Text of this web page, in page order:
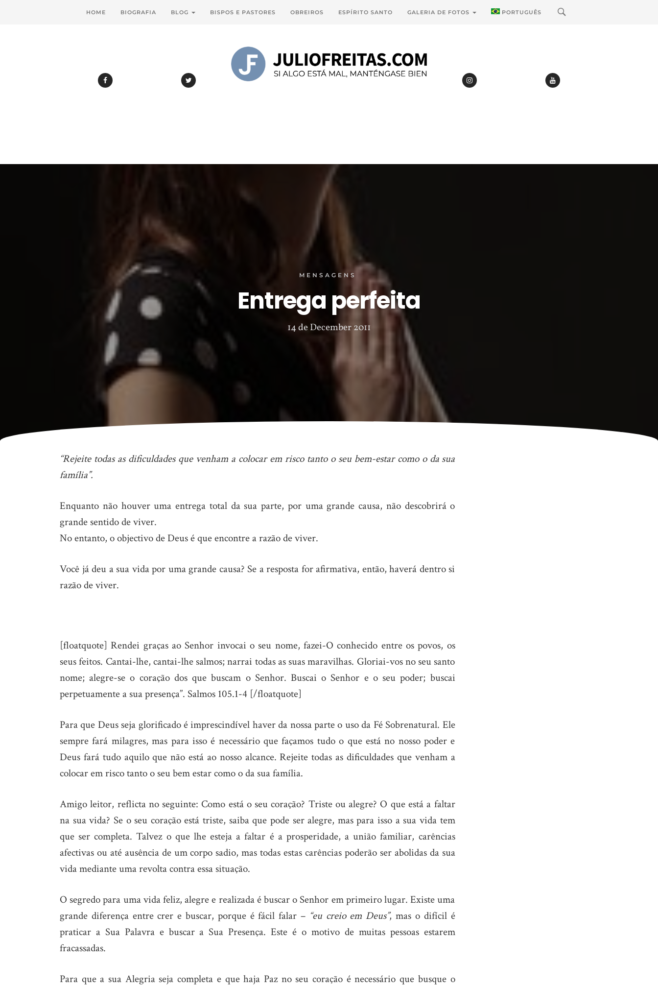
HOME BIOGRAFIA BLOG BISPOS E PASTORES OBREIROS ESPÍRITO SANTO GALERIA DE FOTOS PORTUGUÊS
MENSAGENS
Entrega perfeita
14 de December 2011
Entrega
perfeita
“Rejeite todas as dificuldades que venham a colocar em risco tanto o seu bem-estar como o da sua
família”.
Enquanto não houver uma entrega total da sua parte, por uma grande causa, não descobrirá o
grande sentido de viver.
No entanto, o objectivo de Deus é que encontre a razão de viver.
Você já deu a sua vida por uma grande causa? Se a resposta for afirmativa, então, haverá dentro si
razão de viver.
[floatquote] Rendei graças ao Senhor invocai o seu nome, fazei-O conhecido entre os povos, os
seus feitos. Cantai-lhe, cantai-lhe salmos; narrai todas as suas maravilhas. Gloriai-vos no seu santo
nome; alegre-se o coração dos que buscam o Senhor. Buscai o Senhor e o seu poder; buscai
perpetuamente a sua presença”. Salmos 105.1-4 [/floatquote]
Para que Deus seja glorificado é imprescindível haver da nossa parte o uso da Fé Sobrenatural. Ele
sempre fará milagres, mas para isso é necessário que façamos tudo o que está no nosso poder e
Deus fará tudo aquilo que não está ao nosso alcance. Rejeite todas as dificuldades que venham a
colocar em risco tanto o seu bem estar como o da sua família.
Amigo leitor, reflicta no seguinte: Como está o seu coração? Triste ou alegre? O que está a faltar
na sua vida? Se o seu coração está triste, saiba que pode ser alegre, mas para isso a sua vida tem
que ser completa. Talvez o que lhe esteja a faltar é a prosperidade, a união familiar, carências
afectivas ou até ausência de um corpo sadio, mas todas estas carências poderão ser abolidas da sua
vida mediante uma revolta contra essa situação.
O segredo para uma vida feliz, alegre e realizada é buscar o Senhor em primeiro lugar. Existe uma
grande diferença entre crer e buscar, porque é fácil falar – “eu creio em Deus”, mas o difícil é
praticar a Sua Palavra e buscar a Sua Presença. Este é o motivo de muitas pessoas estarem
fracassadas.
Para que a sua Alegria seja completa e que haja Paz no seu coração é necessário que busque o